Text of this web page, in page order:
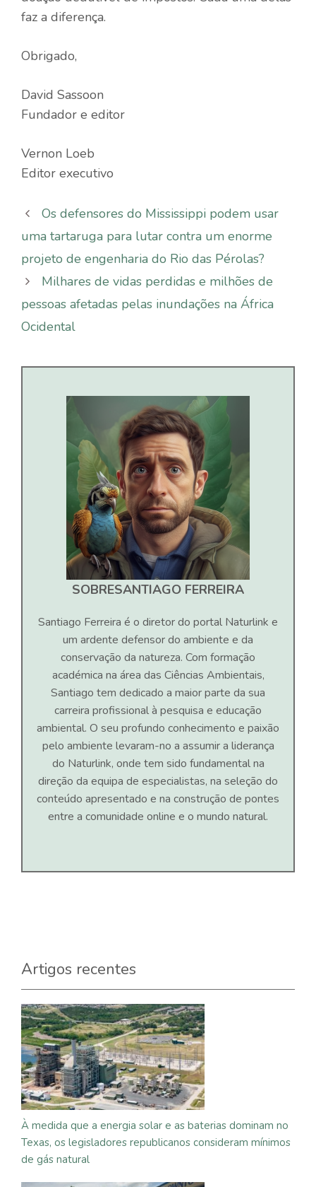
faz a diferença.
Obrigado,
David Sassoon
Fundador e editor
Vernon Loeb
Editor executivo
Os defensores do Mississippi podem usar
uma tartaruga para lutar contra um enorme
projeto de engenharia do Rio das Pérolas?
Milhares de vidas perdidas e milhões de
pessoas afetadas pelas inundações na África
Ocidental
SOBRESANTIAGO FERREIRA
Santiago Ferreira é o diretor do portal Naturlink e
um ardente defensor do ambiente e da
conservação da natureza. Com formação
académica na área das Ciências Ambientais,
Santiago tem dedicado a maior parte da sua
carreira profissional à pesquisa e educação
ambiental. O seu profundo conhecimento e paixão
pelo ambiente levaram-no a assumir a liderança
do Naturlink, onde tem sido fundamental na
direção da equipa de especialistas, na seleção do
conteúdo apresentado e na construção de pontes
entre a comunidade online e o mundo natural.
Artigos recentes
À medida que a energia solar e as baterias dominam no
Texas, os legisladores republicanos consideram mínimos
de gás natural